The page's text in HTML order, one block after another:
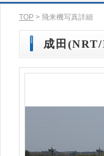
TOP > 飛来機写真詳細
成田